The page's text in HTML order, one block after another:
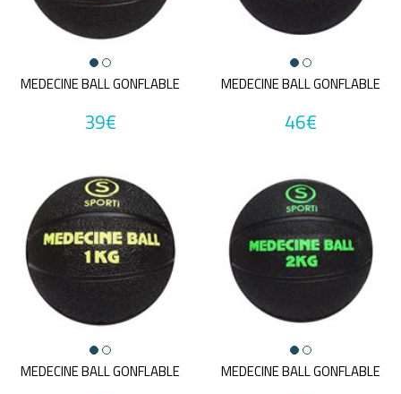
MEDECINE BALL GONFLABLE
39€
MEDECINE BALL GONFLABLE
46€
MEDECINE BALL GONFLABLE MEDECINE BALL GONFLABLE